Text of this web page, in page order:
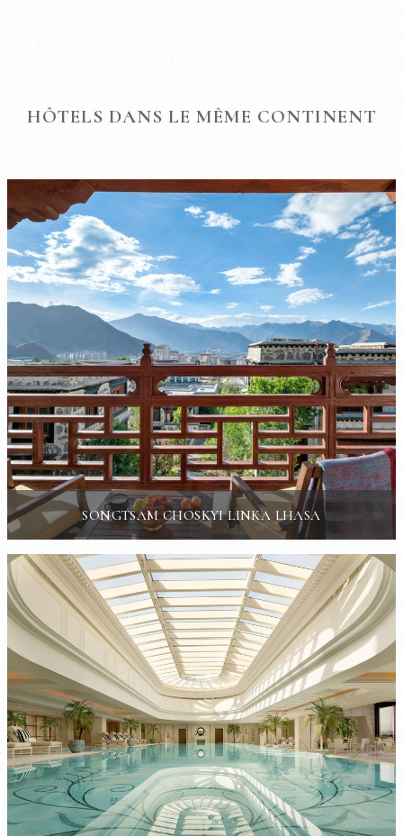
HÔTELS DANS LE MÊME CONTINENT
SONGTSAM CHOSKYI LINKA LHASA